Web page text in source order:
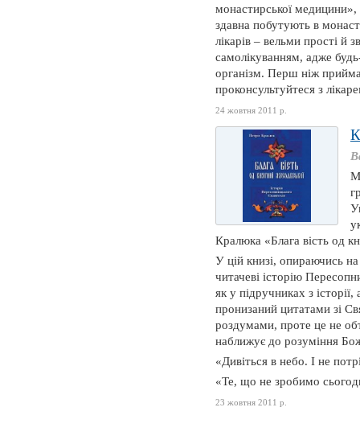
монастирської
здавна побутують в
лікарів – вельми прості й
самолікуванням, адже
організм. Перш ніж
проконсультуйтеся з
24 жовтня 2011 р.
Кралюка «Блага вість од
У цій книзі, опираючись
читачеві історію
як у підручниках з
пронизаний цитатами зі
роздумами, проте це не
наближує до розуміння
«Дивіться в небо. І не
«Те, що не зробимо
23 жовтня 2011 р.